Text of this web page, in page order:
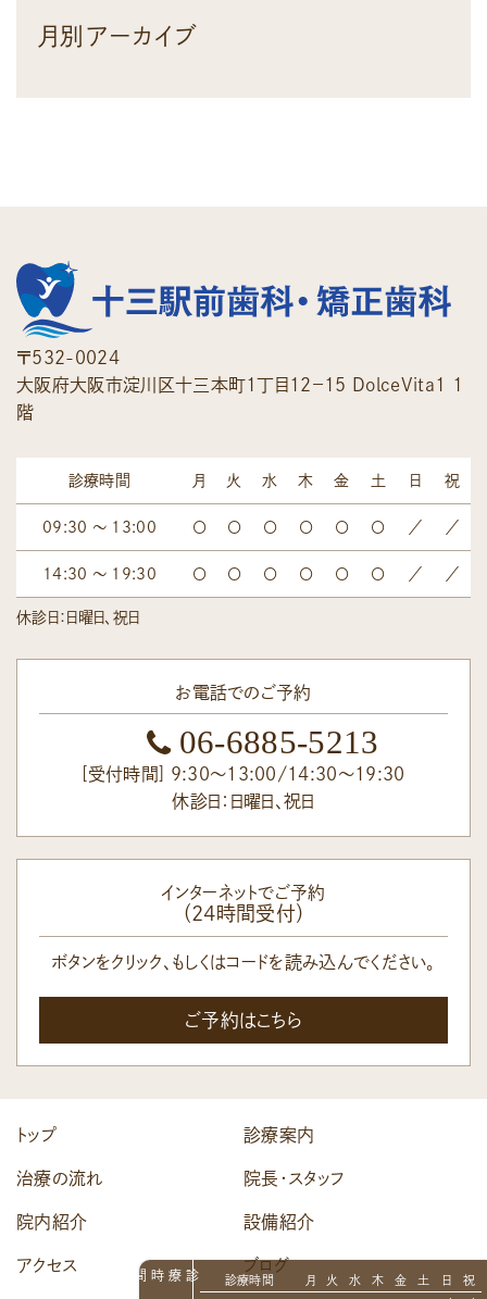
診療時間 診療時間 月 火 水 木 金 土 日
祝
月別アーカイブ
〒532-0024
大阪府大阪市淀川区十三本町１丁目１２−１５ ＤｏｌｃｅＶｉｔａ１ 1
階
診療時間 月 火 水 木 金 土 日 祝
09:30 ～ 13:00 〇 〇 〇 〇 〇 〇 ／ ／
14:30 ～ 19:30 〇 〇 〇 〇 〇 〇 ／ ／
休診日：日曜日、祝日
お電話でのご予約
06-6885-5213
[受付時間] 9:30～13:00/14:30～19:30
休診日：日曜日、祝日
インターネットでご予約
（24時間受付）
ボタンをクリック、もしくはコードを読み込んでください。
ご予約はこちら
トップ
診療案内
治療の流れ
院長・スタッフ
院内紹介
設備紹介
アクセス
ブログ